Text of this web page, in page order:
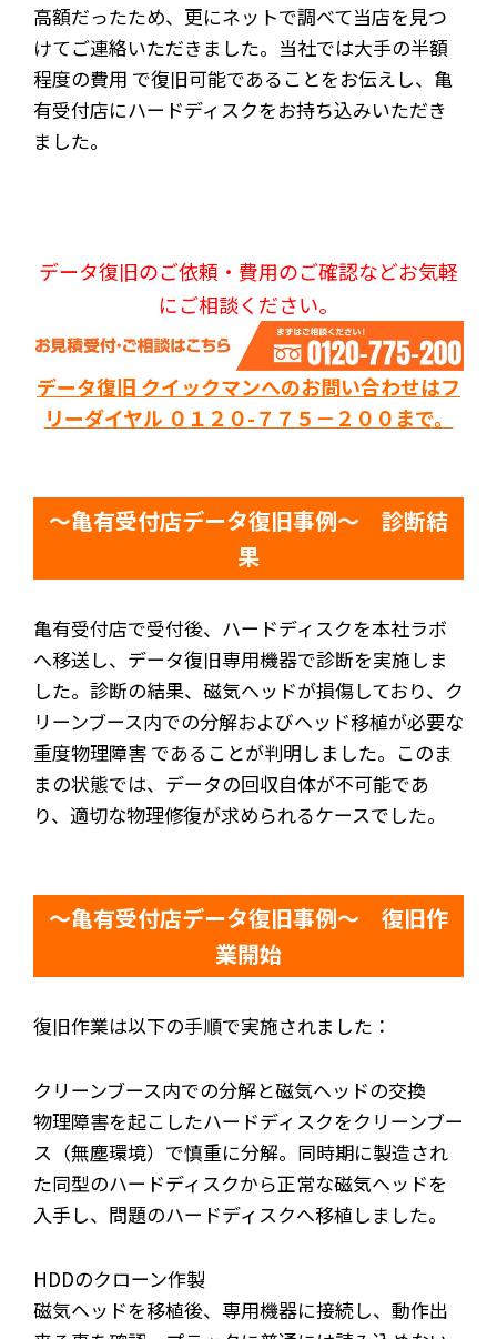
高額だったため、更にネットで調べて当店を見つ
けてご連絡いただきました。当社では大手の半額
程度の費用 で復旧可能であることをお伝えし、亀
有受付店にハードディスクをお持ち込みいただき
ました。
データ復旧のご依頼・費用のご確認などお気軽
にご相談ください。
データ復旧 クイックマンへのお問い合わせはフ
リーダイヤル ０１２０-７７５－２００まで。
～亀有受付店データ復旧事例～ 診断結
果
亀有受付店で受付後、ハードディスクを本社ラボ
へ移送し、データ復旧専用機器で診断を実施しま
した。診断の結果、磁気ヘッドが損傷しており、ク
リーンブース内での分解およびヘッド移植が必要な
重度物理障害 であることが判明しました。このま
まの状態では、データの回収自体が不可能であ
り、適切な物理修復が求められるケースでした。
～亀有受付店データ復旧事例～ 復旧作
業開始
復旧作業は以下の手順で実施されました：
クリーンブース内での分解と磁気ヘッドの交換
物理障害を起こしたハードディスクをクリーンブー
ス（無塵環境）で慎重に分解。同時期に製造され
た同型のハードディスクから正常な磁気ヘッドを
入手し、問題のハードディスクへ移植しました。
HDDのクローン作製
磁気ヘッドを移植後、専用機器に接続し、動作出